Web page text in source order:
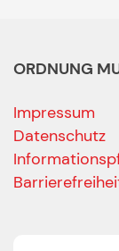
ORDNUNG
Impressum
Datenschutz